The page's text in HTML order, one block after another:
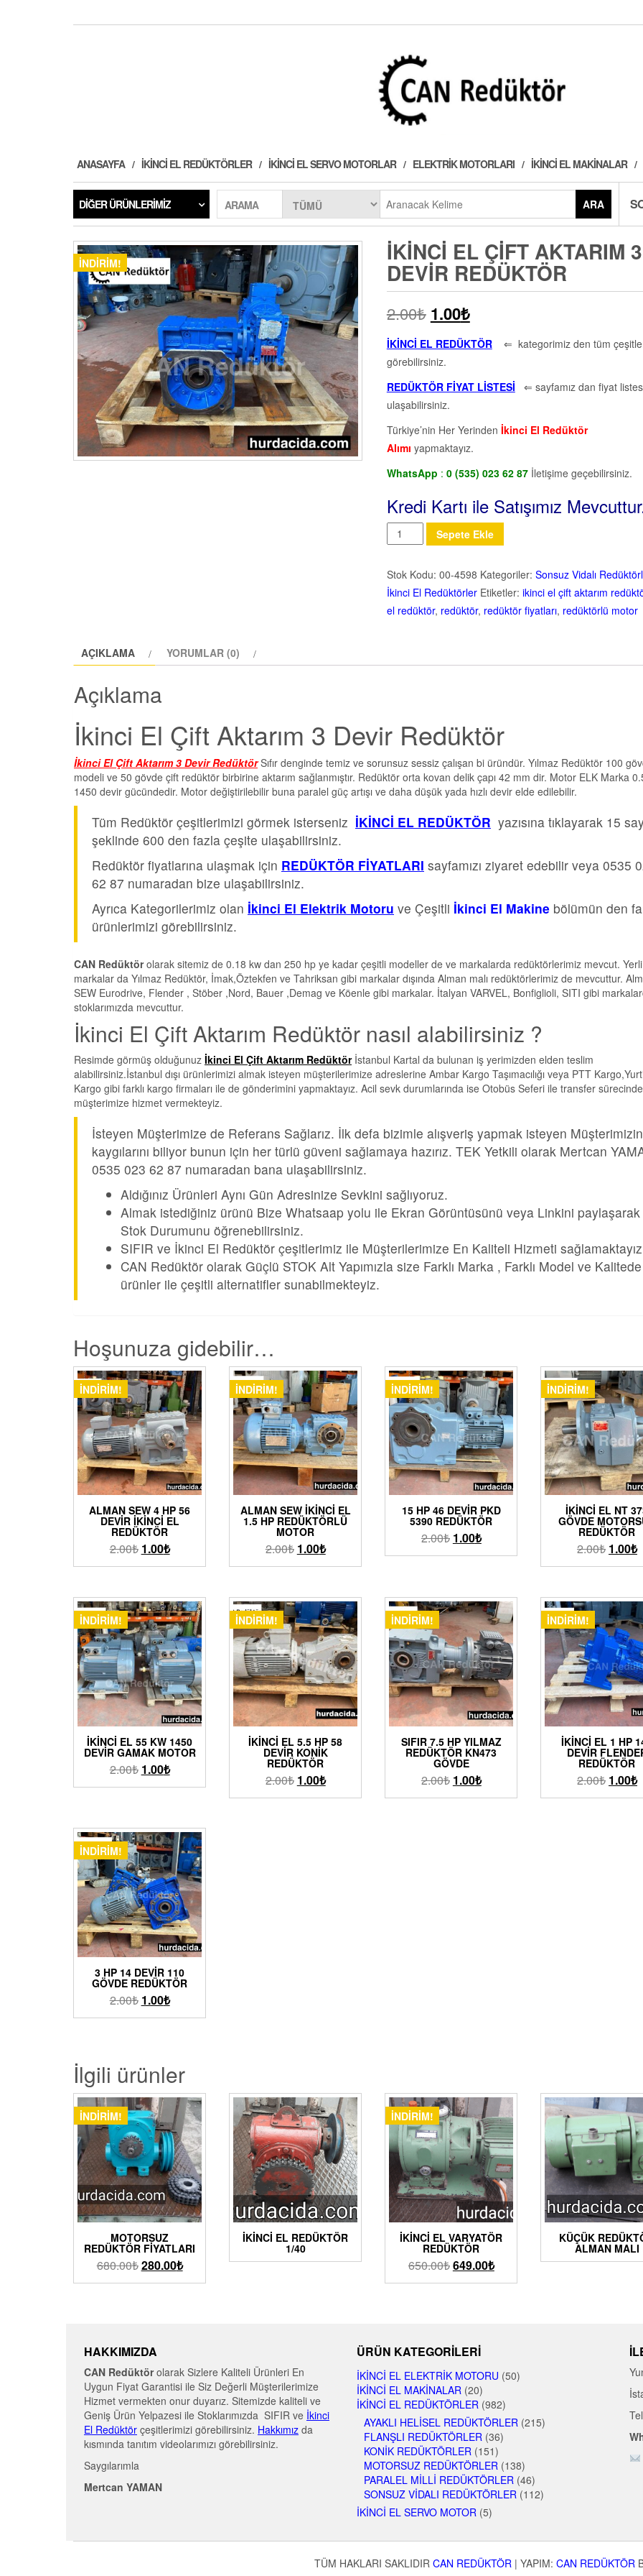
ANASAYFA İKINCI EL REDÜKTÖRLER İKINCI EL SERVO MOTORLAR ELEKTRIK MOTORLARI İKINCI EL MAKINALAR
DIĞER ÜRÜNLERIMIZ ARAMA ARA
İNDIRIM! İKINCI EL ÇIFT AKTARIM 3
DEVIR REDÜKTÖR
2.00₺ 1.00₺
İKİNCİ EL REDÜKTÖR⇐ kategorimiz den tüm
görebilirsiniz.
REDÜKTÖR FİYAT LİSTESİ ⇐ sayfamız dan fiyat
ulaşabilirsiniz.
Türkiye’nin Her Yerinden İkinci El Redüktör
Alımı yapmaktayız.
WhatsApp : 0 (535) 023 62 87 İletişime geçebilirsiniz.
Kredi Kartı ile Satışımız
Miktar Sepete Ekle
Stok Kodu: 00-4598 Kategoriler: Sonsuz Vidalı
İkinci El Redüktörler Etiketler: ikinci el çift aktarım
el redüktör, redüktör, redüktör fiyatları, redüktörlü motor
AÇIKLAMA YORUMLAR (0)
Açıklama
İkinci El Çift Aktarım 3 Devir Redüktör
İkinci El Çift Aktarım 3 Devir RedüktörSıfır denginde temiz ve sorunsuz sessiz çalışan bi üründür. Yılmaz Redüktör 100
modeli ve 50 gövde çift redüktör birbirine aktarım sağlanmıştır. Redüktör orta kovan delik çapı 42 mm dir. Motor ELK Marka
1450 devir gücündedir. Motor değiştirilebilir buna paralel güç artışı ve daha düşük yada hızlı devir elde edilebilir.
Tüm Redüktör çeşitlerimizi görmek isterseniz İKİNCİ EL REDÜKTÖR yazısına tıklayarak 15
şeklinde 600 den fazla çeşite ulaşabilirsiniz.
Redüktör fiyatlarına ulaşmak için REDÜKTÖR FİYATLARI sayfamızı ziyaret edebilir veya 0535
62 87 numaradan bize ulaşabilirsiniz.
Ayrıca Kategorilerimiz olan İkinci El Elektrik Motoru ve Çeşitli İkinci El Makine bölümün den
ürünlerimizi görebilirsiniz.
CAN Redüktörolarak sitemiz de 0.18 kw dan 250 hp ye kadar çeşitli modeller de ve markalarda redüktörlerimiz mevcut. Yerli
markalar da Yılmaz Redüktör, İmak,Öztekfen ve Tahriksan gibi markalar dışında Alman malı redüktörlerimiz de mevcuttur.
SEW Eurodrive, Flender , Stöber ,Nord, Bauer ,Demag ve Köenle gibi markalar. İtalyan VARVEL, Bonfiglioli, SITI gibi
stoklarımızda mevcuttur.
İkinci El Çift Aktarım Redüktör nasıl alabilirsiniz ?
Resimde görmüş olduğunuz İkinci El Çift Aktarım Redüktörİstanbul Kartal da bulunan iş yerimizden elden teslim
alabilirsiniz.İstanbul dışı ürünlerimizi almak isteyen müşterilerimize adreslerine Ambar Kargo Taşımacılığı veya PTT
Kargo gibi farklı kargo firmaları ile de gönderimini yapmaktayız. Acil sevk durumlarında ise Otobüs Seferi ile transfer sürecinde
müşterimize hizmet vermekteyiz.
İsteyen Müşterimize de Referans Sağlarız. İlk defa bizimle alışveriş yapmak isteyen
kaygılarını biliyor bunun için her türlü güveni sağlamaya hazırız. TEK Yetkili olarak Mertcan
0535 023 62 87 numaradan bana ulaşabilirsiniz.
Aldığınız Ürünleri Aynı Gün Adresinize Sevkini sağlıyoruz.
Almak istediğiniz ürünü Bize Whatsaap yolu ile Ekran Görüntüsünü veya Linkini paylaşarak
Stok Durumunu öğrenebilirsiniz.
SIFIR ve İkinci El Redüktör çeşitlerimiz ile Müşterilerimize En Kaliteli Hizmeti
CAN Redüktör olarak Güçlü STOK Alt Yapımızla size Farklı Marka , Farklı Model ve Kalitede
ürünler ile çeşitli alternatifler sunabilmekteyiz.
Hoşunuza gidebilir…
İNDIRIM!
ALMAN SEW 4 HP 56
DEVIR İKINCI EL
REDÜKTÖR
2.00₺ 1.00₺
İNDIRIM!
ALMAN SEW İKINCI EL
1.5 HP REDÜKTÖRLÜ
MOTOR
2.00₺ 1.00₺
İNDIRIM!
15 HP 46 DEVIR PKD
5390 REDÜKTÖR
2.00₺ 1.00₺
İNDIRIM!
İKINCI EL NT
GÖVDE
REDÜKTÖR
2.00₺ 1.00₺
İNDIRIM!
İKINCI EL 55 KW 1450
DEVIR GAMAK MOTOR
2.00₺ 1.00₺
İNDIRIM!
İKINCI EL 5.5 HP 58
DEVIR KONIK
REDÜKTÖR
2.00₺ 1.00₺
İNDIRIM!
SIFIR 7.5 HP YILMAZ
REDÜKTÖR KN473
GÖVDE
2.00₺ 1.00₺
İNDIRIM!
İKINCI EL 1 HP
DEVIR
REDÜKTÖR
2.00₺ 1.00₺
İNDIRIM!
3 HP 14 DEVIR 110
GÖVDE REDÜKTÖR
2.00₺ 1.00₺
İlgili ürünler
İNDIRIM!
MOTORSUZ
REDÜKTÖR FIYATLARI
680.00₺280.00₺
İKINCI EL REDÜKTÖR
1/40
İNDIRIM!
İKINCI EL VARYATÖR
REDÜKTÖR
650.00₺649.00₺
KÜÇÜK
ALMAN MALI
HAKKIMIZDA
CAN Redüktörolarak Sizlere Kaliteli Ürünleri En
Uygun Fiyat Garantisi ile Siz Değerli Müşterilerimize
Hizmet vermekten onur duyarız. Sitemizde kaliteli ve
Geniş Ürün Yelpazesi ile Stoklarımızda SIFIR ve İkinci
El Redüktör çeşitlerimizi görebilirsiniz. Hakkımız da
kısmında tanıtım videolarımızı görebilirsiniz.
Saygılarımla
Mertcan YAMAN
ÜRÜN KATEGORILERI
İKINCI EL ELEKTRIK MOTORU (50)
İKINCI EL MAKINALAR (20)
İKINCI EL REDÜKTÖRLER (982)
AYAKLI HELISEL REDÜKTÖRLER (215)
FLANŞLI REDÜKTÖRLER (36)
KONIK REDÜKTÖRLER (151)
MOTORSUZ REDÜKTÖRLER (138)
PARALEL MILLI REDÜKTÖRLER (46)
SONSUZ VIDALI REDÜKTÖRLER (112)
İKINCI EL SERVO MOTOR (5)
TÜM HAKLARI SAKLIDIR CAN REDÜKTÖR | YAPIM: CAN REDÜKTÖR